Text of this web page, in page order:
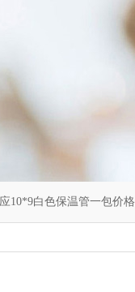
10*9白色保温管一包价格